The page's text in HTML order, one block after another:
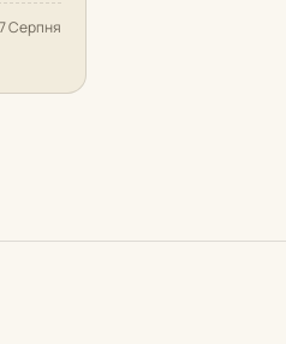
7 Серпня